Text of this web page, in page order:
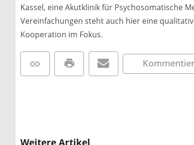
Kassel, eine Akutklinik für Psychosomatische
Vereinfachungen steht auch hier eine
Kooperation im Fokus.